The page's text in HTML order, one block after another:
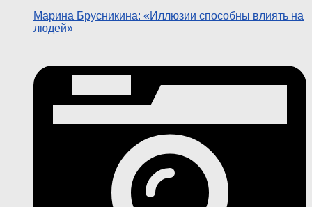
Марина Брусникина: «Иллюзии способны влиять на
людей»